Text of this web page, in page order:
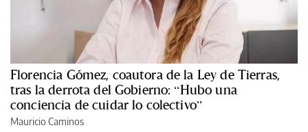
Florencia Gómez, coautora de la Ley de Tierras,
tras la derrota del Gobierno: “Hubo una
conciencia de cuidar lo colectivo”
Mauricio Caminos